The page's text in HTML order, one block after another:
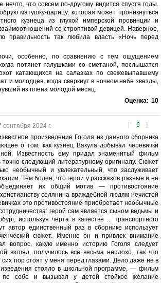
нечто, что совсем по-другому видится спустя годы.
матушку-царицу, которая может проникнуться
кузнеца из глухой имперской провинции и
со строптивой девицей. Наверное,
правильность так любила власть «Ночь перед
особенно, по сравнению с тем ощущением
потянет галушками со сметаной, послышатся
катающихся на салазках по свежевыпавшему
и молодцев, когда сверкнут в ночном небе звезды,
из плена молодой месяц.
Оценка: 10
[ 6 ]
сентября 2024 г.
произведение Гоголя из данного сборника
о том, как кузнец Вакула добывал черевички
Известность ему придал знаменитый фильм
точно следующий литературному оригиналу. Сюжет
необычный и увлекательный, что заслуживает
Тем более, что герои у рассказов разные и не
их общий мотив — противостояние
селянина враждебной людям нечистой
это противостояние приобретает необычные
герой сам является сыном ведьмы и
используя черта в качестве ... транспортного
автор единственный раз в сборнике использует
сюжет. Именно он и привлек внимание
вопрос, какую именно историю Гоголя следует
взгляд, получилось всё весьма неплохо, так что
пор стоят у меня перед глазами. Дело даже не в
стояло в школьной программе, — фильм
себе и вызывал у детей стойкое желание